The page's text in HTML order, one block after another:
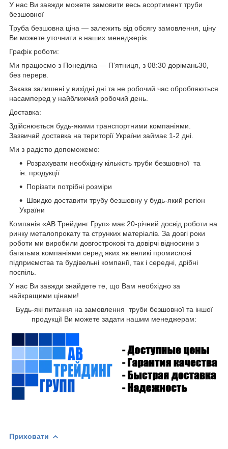
У нас Ви завжди можете замовити весь асортимент труби
безшовної
Труба безшовна ціна — залежить від обсягу замовлення, ціну
Ви можете уточнити в наших менеджерів.
Графік роботи:
Ми працюємо з Понеділка — П'ятниця, з 08:30 дорімань30,
без перерв.
Заказа залишені у вихідні дні та не робочий час обробляються
насамперед у найближчий робочий день.
Доставка:
Здійснюється будь-якими транспортними компаніями.
Зазвичай доставка на території України займає 1-2 дні.
Ми з радістю допоможемо:
Розрахувати необхідну кількість труби безшовної та
ін. продукції
Порізати потрібні розміри
Швидко доставити трубу безшовну у будь-який регіон
України
Компанія «АВ Трейдинг Груп» має 20-річний досвід роботи на
ринку металопрокату та струнких матеріалів. За довгі роки
роботи ми виробили довгострокові та довірчі відносини з
багатьма компаніями серед яких як великі промислові
підприємства та будівельні компанії, так і середні, дрібні
поспіль.
У нас Ви завжди знайдете те, що Вам необхідно за
найкращими цінами!
Будь-які питання на замовлення труби безшовної та іншої
продукції Ви можете задати нашим менеджерам:
Приховати